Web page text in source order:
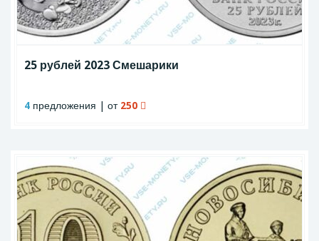
25 рублей 2023 Смешарики
4 предложения | от 250